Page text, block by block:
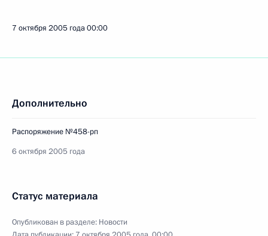
7 октября 2005 года00:00
Дополнительно
Распоряжение №458-рп
6 октября 2005 года
Статус материала
Опубликован в разделе: Новости